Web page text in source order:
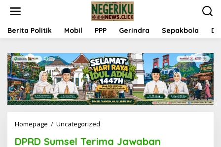
t
Berita Politik Mobil PPP Gerindra Sepakbola
Homepage / Uncategorized
R
DPRD Sumsel Terima Jawaban